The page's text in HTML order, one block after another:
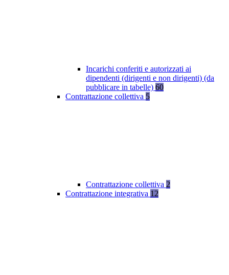
Incarichi conferiti e autorizzati ai
dipendenti (dirigenti e non dirigenti) (da
pubblicare in tabelle) 60
Contrattazione collettiva 5
Contrattazione collettiva 2
Contrattazione integrativa 12